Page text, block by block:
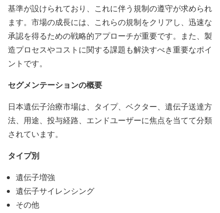
基準が設けられており、これに伴う規制の遵守が求められ
ます。市場の成長には、これらの規制をクリアし、迅速な
承認を得るための戦略的アプローチが重要です。また、製
造プロセスやコストに関する課題も解決すべき重要なポイ
ントです。
セグメンテーションの概要
日本遺伝子治療市場は、タイプ、ベクター、遺伝子送達方
法、用途、投与経路、エンドユーザーに焦点を当てて分類
されています。
タイプ別
遺伝子増強
遺伝子サイレンシング
その他